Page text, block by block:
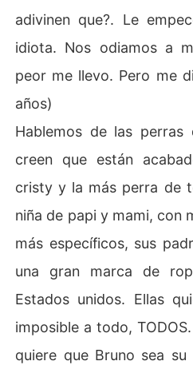
adivinen que?. Le
idiota. Nos odiamos a
peor me llevo. Pero me
años)
Hablemos de las
creen que están
cristy y la más perra de
niña de papi y mami, con
más específicos, sus
una gran marca de
Estados unidos. Ellas
imposible a todo,
quiere que Bruno sea